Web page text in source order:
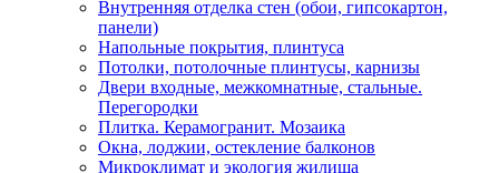
Внутренняя отделка стен (обои, гипсокартон,
панели)
Напольные покрытия, плинтуса
Потолки, потолочные плинтусы, карнизы
Двери входные, межкомнатные, стальные.
Перегородки
Плитка. Керамогранит. Мозаика
Окна, лоджии, остекление балконов
Микроклимат и экология жилища